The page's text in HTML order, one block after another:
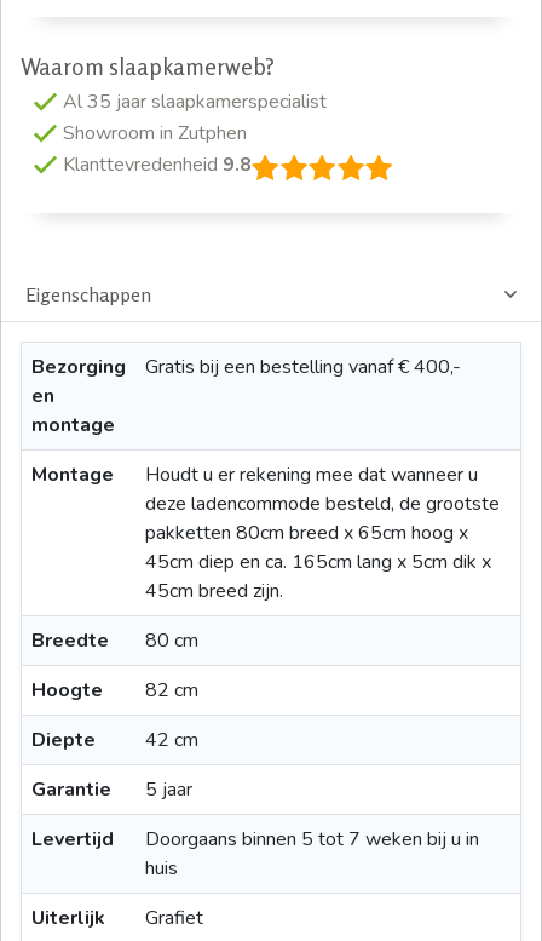
Waarom slaapkamerweb?
Al 35 jaar slaapkamerspecialist
Showroom in Zutphen
Klanttevredenheid 9.8
Eigenschappen
Bezorging
en
montage
Gratis bij een bestelling vanaf € 400,-
Montage
Houdt u er rekening mee dat wanneer u
deze ladencommode besteld, de grootste
pakketten 80cm breed x 65cm hoog x
45cm diep en ca. 165cm lang x 5cm dik x
45cm breed zijn.
Breedte
80 cm
Hoogte
82 cm
Diepte
42 cm
Garantie
5 jaar
Levertijd
Doorgaans binnen 5 tot 7 weken bij u in
huis
Uiterlijk
Grafiet